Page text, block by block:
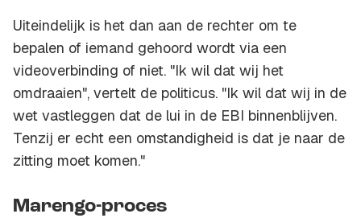
Uiteindelijk is het dan aan de rechter om te
bepalen of iemand gehoord wordt via een
videoverbinding of niet. "Ik wil dat wij het
omdraaien", vertelt de politicus. "Ik wil dat wij in de
wet vastleggen dat de lui in de EBI binnenblijven.
Tenzij er echt een omstandigheid is dat je naar de
zitting moet komen."
Marengo-proces